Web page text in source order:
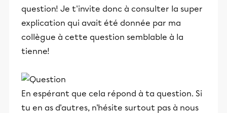
question! Je t'invite donc à consulter la super
explication qui avait été donnée par ma
collègue à cette question semblable à la
tienne!
En espérant que cela répond à ta question. Si
tu en as d'autres, n'hésite surtout pas à nous